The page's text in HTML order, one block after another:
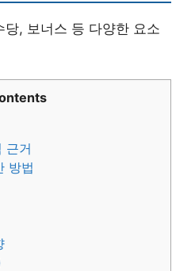
, 보너스 등 다양한 요소
근거
방법